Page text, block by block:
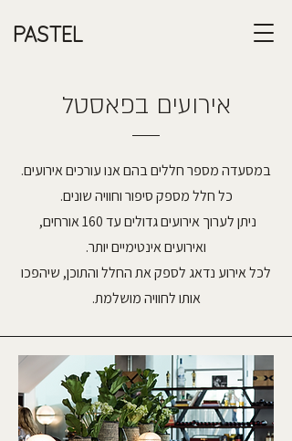
PASTEL
אירועים בפאסטל
במסעדה מספר חללים בהם אנו עורכים אירועים.
כל חלל מספק סיפור וחוויה שונים.
ניתן לערוך אירועים גדולים עד 160 אורחים,
ואירועים אינטימיים יותר.
לכל אירוע נדאג לספק את החלל והתוכן, שיהפכו
אותו לחוויה מושלמת.